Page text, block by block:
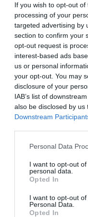
If you wish to opt-out
processing of your
targeted advertising by
section to confirm your
opt-out request is
interest-based ads
us or personal
your opt-out. You may
disclosure of your
IAB’s list of
also be disclosed by
Downstream
Personal Data
I want to opt-out
personal data.
Opted In
I want to opt-out
Personal Data.
Opted In
2025, según los
se liquidará hasta
salida
ahora
¿Te ha
Suscríbete a
en tu correo lo
Tu correo